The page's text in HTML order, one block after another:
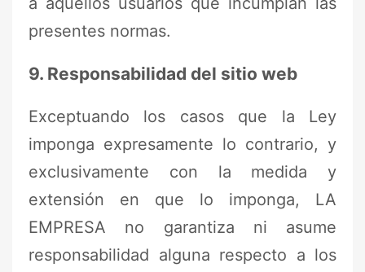
presentes normas.
9. Responsabilidad del sitio web
Exceptuando los casos que la Ley
imponga expresamente lo contrario, y
exclusivamente con la medida y
extensión en que lo imponga, LA
EMPRESA no garantiza ni asume
responsabilidad alguna respecto a los